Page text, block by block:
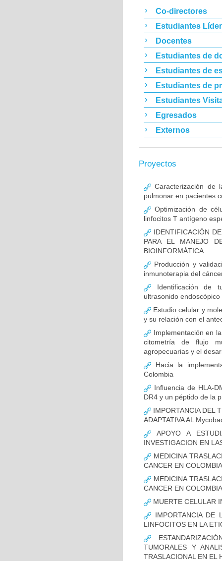
Co-directores
Estudiantes
Docentes
Estudiantes de
Estudiantes de
Estudiantes de
Estudiantes
Egresados
Externos
Proyectos
Caracterización de
pulmonar en pacientes
Optimización de
linfocitos T antígeno
IDENTIFICACIÓN
PARA EL MANEJO
BIOINFORMÁTICA.
Producción y
inmunoterapia del
Identificación de
ultrasonido endoscópico
Estudio celular y
y su relación con el
Implementación en
citometría de flujo
agropecuarias y el
Hacia la
Colombia
Influencia de HLA-
DR4 y un péptido de la
IMPORTANCIA DEL
ADAPTATIVA AL
APOYO A
INVESTIGACION EN
MEDICINA
CANCER EN COLOMBIA
MEDICINA
CANCER EN COLOMBIA
MUERTE CELULAR
IMPORTANCIA DE
LINFOCITOS EN LA
TUMORALES Y
TRASLACIONAL EN EL